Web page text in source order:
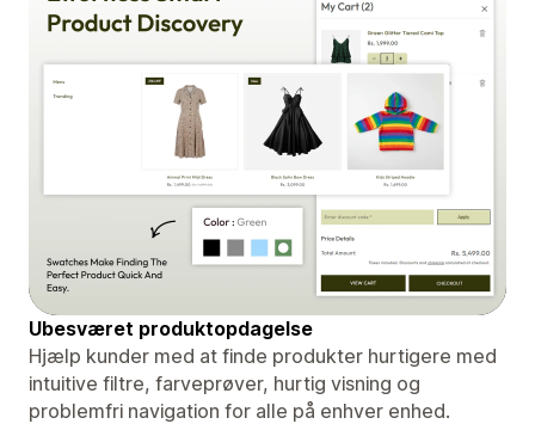
Ubesværet produktopdagelse
Hjælp kunder med at finde produkter hurtigere med
intuitive filtre, farveprøver, hurtig visning og
problemfri navigation for alle på enhver enhed.